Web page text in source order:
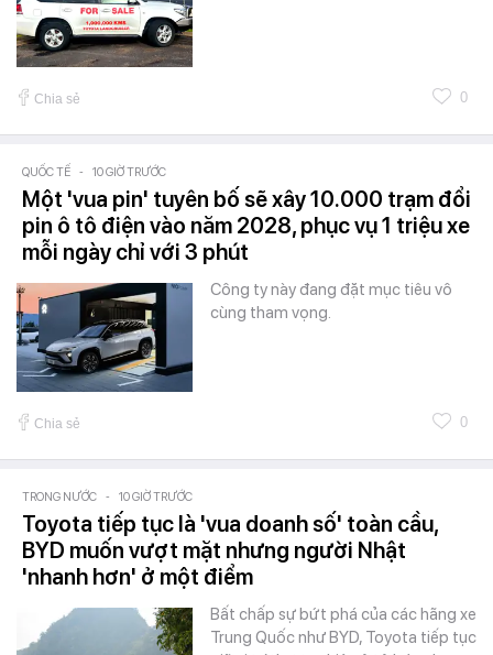
Chia sẻ 0
QUỐC TẾ - 10 GIỜ TRƯỚC
Một 'vua pin' tuyên bố sẽ xây 10.000 trạm đổi
pin ô tô điện vào năm 2028, phục vụ 1 triệu xe
mỗi ngày chỉ với 3 phút
Công ty này đang đặt mục tiêu vô
cùng tham vọng.
Chia sẻ 0
TRONG NƯỚC - 10 GIỜ TRƯỚC
Toyota tiếp tục là 'vua doanh số' toàn cầu,
BYD muốn vượt mặt nhưng người Nhật
'nhanh hơn' ở một điểm
Bất chấp sự bứt phá của các hãng xe
Trung Quốc như BYD, Toyota tiếp tục